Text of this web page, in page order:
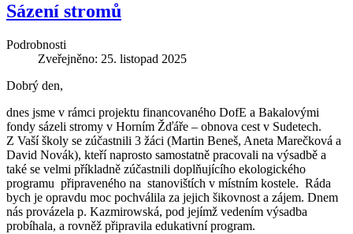
Sázení stromů
Podrobnosti
Zveřejněno: 25. listopad 2025
Dobrý den,
dnes jsme v rámci projektu financovaného DofE a Bakalovými
fondy sázeli stromy v Horním Žďáře – obnova cest v Sudetech.
Z Vaší školy se zúčastnili 3 žáci (Martin Beneš, Aneta Marečková a
David Novák), kteří naprosto samostatně pracovali na výsadbě a
také se velmi příkladně zúčastnili doplňujícího ekologického
programu připraveného na stanovištích v místním kostele. Ráda
bych je opravdu moc pochválila za jejich šikovnost a zájem. Dnem
nás provázela p. Kazmirowská, pod jejímž vedením výsadba
probíhala, a rovněž připravila edukativní program.